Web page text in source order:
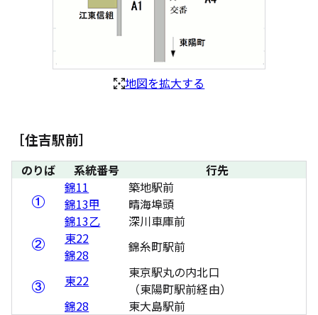
地図を拡大する
［住吉駅前］
のりば 系統番号
行先
錦11
築地駅前
錦13甲
晴海埠頭
錦13乙
深川車庫前
東22
錦糸町駅前
錦28
東22
東京駅丸の内北口
（東陽町駅前経由）
錦28
東大島駅前